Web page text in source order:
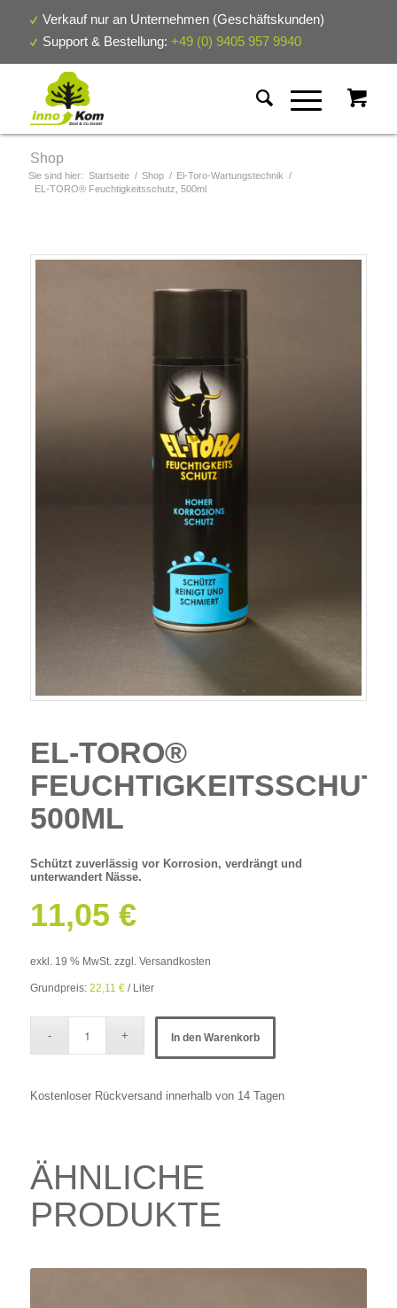
Verkauf nur an Unternehmen (Geschäftskunden)
Support & Bestellung: +49 (0) 9405 957 9940
Shop
Sie sind hier: Startseite / Shop / El-Toro-Wartungstechnik /
EL-TORO® Feuchtigkeitsschutz, 500ml
EL-TORO®
500ML
Schützt zuverlässig vor Korrosion, verdrängt und
unterwandert Nässe.
11,05 €
exkl. 19 % MwSt. zzgl. Versandkosten
Grundpreis: 22,11 €/ Liter
In den Warenkorb
Kostenloser Rückversand innerhalb von 14 Tagen
ÄHNLICHE
PRODUKTE